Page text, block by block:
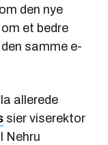
den nye
et bedre
samme e-
allerede
sier viserektor
Nehru